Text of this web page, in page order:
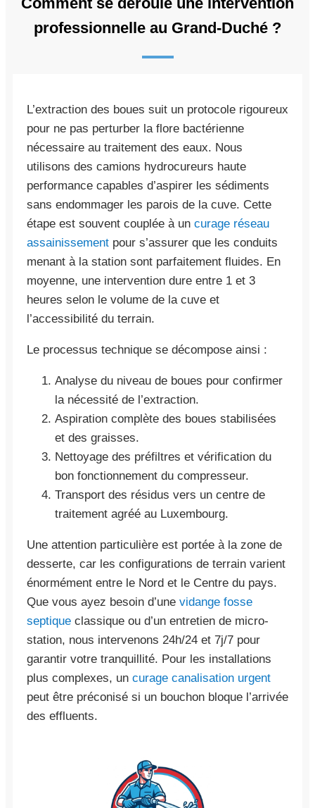
professionnelle au Grand-Duché ?
L’extraction des boues suit un protocole rigoureux
pour ne pas perturber la flore bactérienne
nécessaire au traitement des eaux. Nous
utilisons des camions hydrocureurs haute
performance capables d’aspirer les sédiments
sans endommager les parois de la cuve. Cette
étape est souvent couplée à un curage réseau
assainissement pour s’assurer que les conduits
menant à la station sont parfaitement fluides. En
moyenne, une intervention dure entre 1 et 3
heures selon le volume de la cuve et
l’accessibilité du terrain.
Le processus technique se décompose ainsi :
Analyse du niveau de boues pour confirmer
la nécessité de l’extraction.
Aspiration complète des boues stabilisées
et des graisses.
Nettoyage des préfiltres et vérification du
bon fonctionnement du compresseur.
Transport des résidus vers un centre de
traitement agréé au Luxembourg.
Une attention particulière est portée à la zone de
desserte, car les configurations de terrain varient
énormément entre le Nord et le Centre du pays.
Que vous ayez besoin d’une vidange fosse
septique classique ou d’un entretien de micro-
station, nous intervenons 24h/24 et 7j/7 pour
garantir votre tranquillité. Pour les installations
plus complexes, un curage canalisation urgent
peut être préconisé si un bouchon bloque l’arrivée
des effluents.